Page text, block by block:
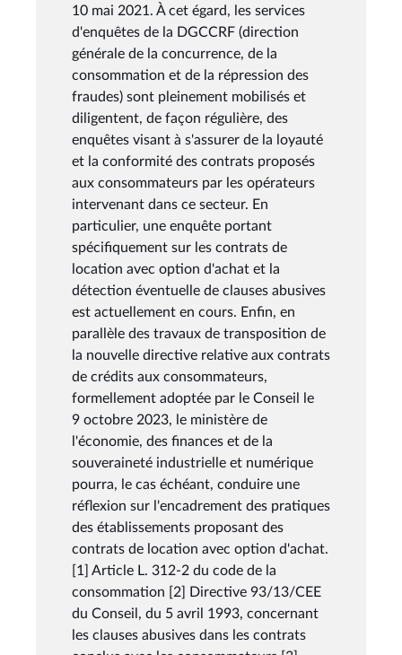
10 mai 2021. À cet égard, les services
d'enquêtes de la DGCCRF (direction
générale de la concurrence, de la
consommation et de la répression des
fraudes) sont pleinement mobilisés et
diligentent, de façon régulière, des
enquêtes visant à s'assurer de la loyauté
et la conformité des contrats proposés
aux consommateurs par les opérateurs
intervenant dans ce secteur. En
particulier, une enquête portant
spécifiquement sur les contrats de
location avec option d'achat et la
détection éventuelle de clauses abusives
est actuellement en cours. Enfin, en
parallèle des travaux de transposition de
la nouvelle directive relative aux contrats
de crédits aux consommateurs,
formellement adoptée par le Conseil le
9 octobre 2023, le ministère de
l'économie, des finances et de la
souveraineté industrielle et numérique
pourra, le cas échéant, conduire une
réflexion sur l'encadrement des pratiques
des établissements proposant des
contrats de location avec option d'achat.
[1] Article L. 312-2 du code de la
consommation [2] Directive 93/13/CEE
du Conseil, du 5 avril 1993, concernant
les clauses abusives dans les contrats